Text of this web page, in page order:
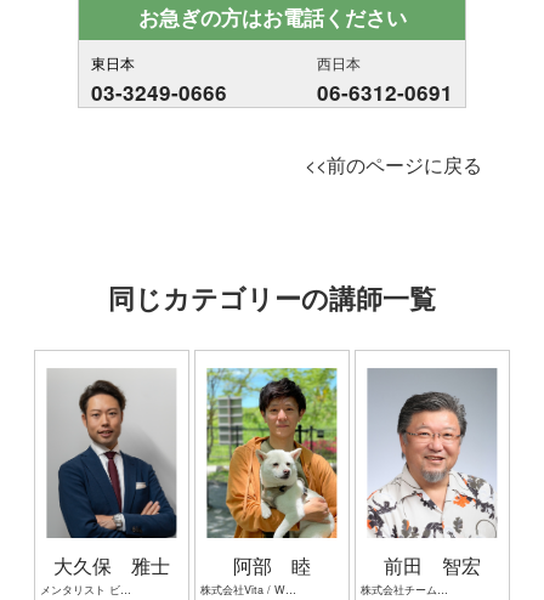
お急ぎの方はお電話ください
東日本
03-3249-0666
西日本
06-6312-0691
<<前のページに戻る
同じカテゴリーの講師一覧
大久保 雅士
メンタリスト ビジネス⼼理コンサルタント
阿部 睦
株式会社Vita / Well-beingDog株式会社 代表取締役
前田 智宏
株式会社チームグリーン 代表取締役 一般社団法人日本賃金人事評価支援機構 理事長 評価制度構築士、賃金制度構築士